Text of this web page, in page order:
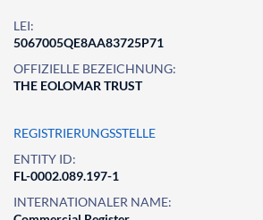
LEI:
5067005QE8AA83725P71
OFFIZIELLE BEZEICHNUNG:
THE EOLOMAR TRUST
REGISTRIERUNGSSTELLE
ENTITY ID:
FL-0002.089.197-1
INTERNATIONALER NAME: